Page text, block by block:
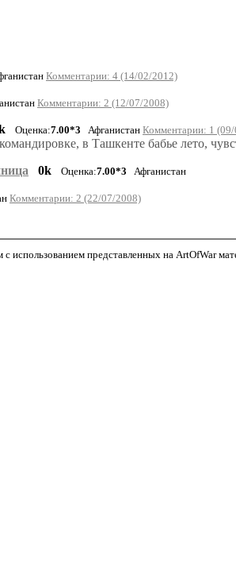
Комментарии: 4 (14/02/2012)
Комментарии: 2 (12/07/2008)
Оценка:7.00*3 Афганистан Комментарии: 1
в Ташкенте бабье лето,
0k Оценка:7.00*3 Афганистан
Комментарии: 2 (22/07/2008)
использованием представленных на ArtOfWar